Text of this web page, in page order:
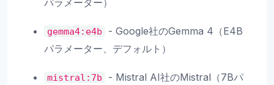
パラメーター）
gemma4:e4b
- Google社のGemma 4（E4B
パラメーター、デフォルト）
mistral:7b
- Mistral AI社のMistral（7Bパ